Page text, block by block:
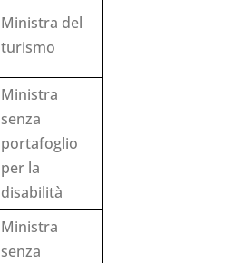
Ministra del
turismo
Ministra
senza
portafoglio
per la
disabilità
Ministra
senza